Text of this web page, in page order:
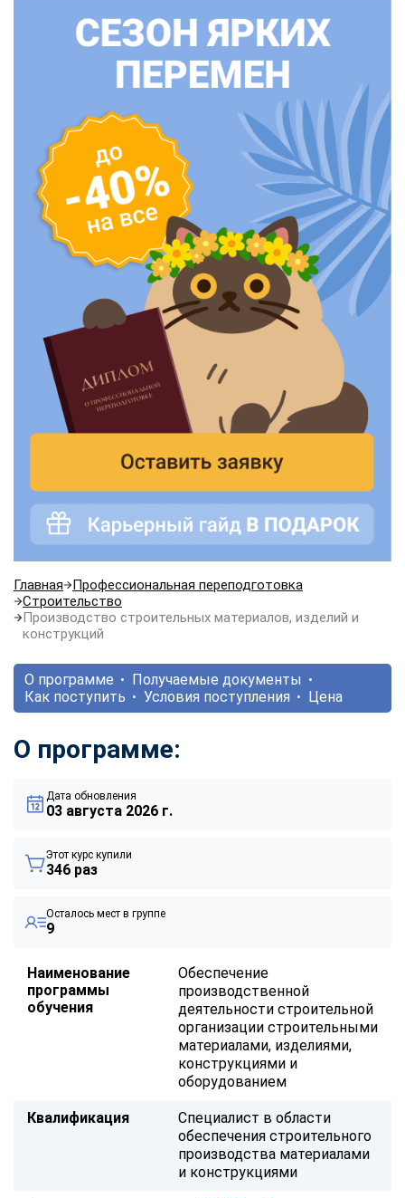
Главная
Профессиональная переподготовка
Строительство
Производство строительных материалов, изделий и
конструкций
О программе
Получаемые документы
Как поступить
Условия поступления Цена
О программе:
Дата обновления
03 августа 2026 г.
Этот курс купили
346 раз
Осталось мест в группе
9
Наименование
программы
обучения
Обеспечение
производственной
деятельности строительной
организации строительными
материалами, изделиями,
конструкциями и
оборудованием
Квалификация
Специалист в области
обеспечения строительного
производства материалами
и конструкциями